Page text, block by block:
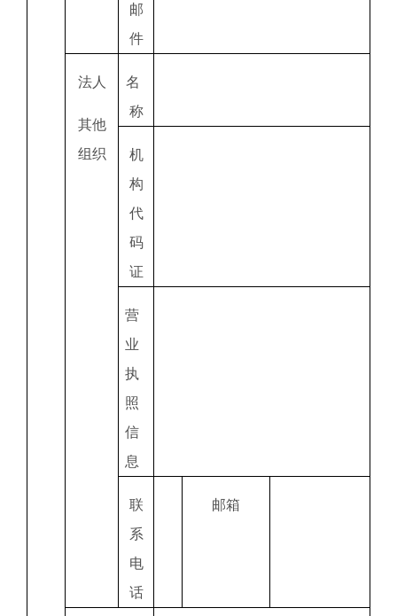
邮
件
法人
其他
组织
名
称
机
构
代
码
证
营
业
执
照
信
息
联
系
电
话
邮箱